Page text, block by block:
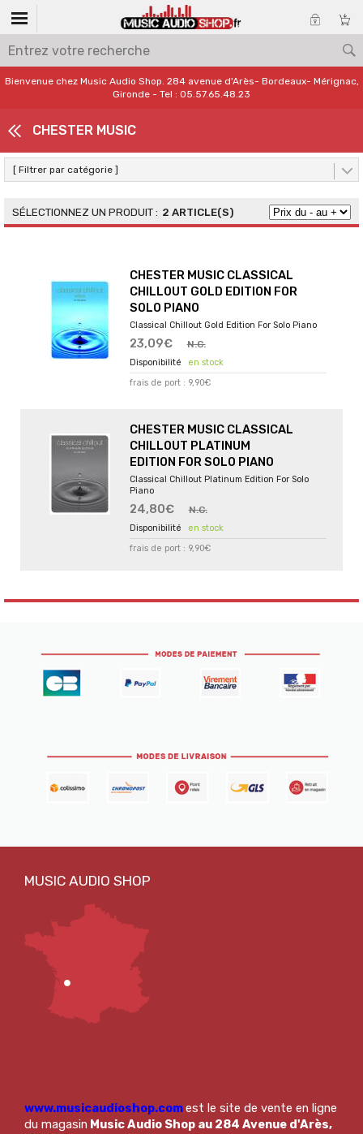
Bienvenue chez Music Audio Shop. 284 avenue d'Arès- Bordeaux- Mérignac,
Gironde - Tel : 05.57.65.48.23
CHESTER MUSIC
[ Filtrer par catégorie ]
2 ARTICLE(S)
CHESTER MUSIC CLASSICAL
CHILLOUT GOLD EDITION FOR
SOLO PIANO
Classical Chillout Gold Edition For Solo Piano
23,09€ N.C.
en stock
frais de port : 9,90€
CHESTER MUSIC CLASSICAL
CHILLOUT PLATINUM
EDITION FOR SOLO PIANO
Classical Chillout Platinum Edition For Solo
Piano
24,80€ N.C.
en stock
frais de port : 9,90€
www.musicaudioshop.comest le site de vente en ligne
du magasin Music Audio Shop au 284 Avenue d'Arès,